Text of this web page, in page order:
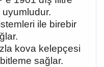
ile birebir
kova kelepçesi
sağlar.